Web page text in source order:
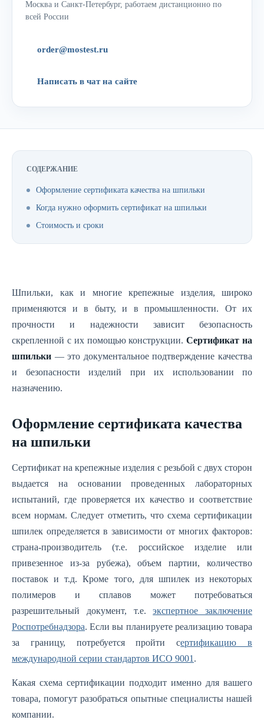
Москва и Санкт-Петербург, работаем дистанционно по
всей России
order@mostest.ru
Написать в чат на сайте
СОДЕРЖАНИЕ
Оформление сертификата качества на шпильки
Когда нужно оформить сертификат на шпильки
Стоимость и сроки
Шпильки, как и многие крепежные изделия, широко
применяются и в быту, и в промышленности. От их
прочности и надежности зависит безопасность
скрепленной с их помощью конструкции.Сертификат на
шпильки — это документальное подтверждение качества
и безопасности изделий при их использовании по
назначению.
Оформление сертификата качества
на шпильки
Сертификат на крепежные изделия с резьбой с двух сторон
выдается на основании проведенных лабораторных
испытаний, где проверяется их качество и соответствие
всем нормам. Следует отметить, что схема сертификации
шпилек определяется в зависимости от многих факторов:
страна-производитель (т.е. российское изделие или
привезенное из-за рубежа), объем партии, количество
поставок и т.д. Кроме того, для шпилек из некоторых
полимеров и сплавов может потребоваться
разрешительный документ, т.е.экспертное заключение
Роспотребнадзора. Если вы планируете реализацию товара
за границу, потребуется пройти сертификацию в
международной серии стандартов ИСО 9001 .
Какая схема сертификации подходит именно для вашего
товара, помогут разобраться опытные специалисты нашей
компании.